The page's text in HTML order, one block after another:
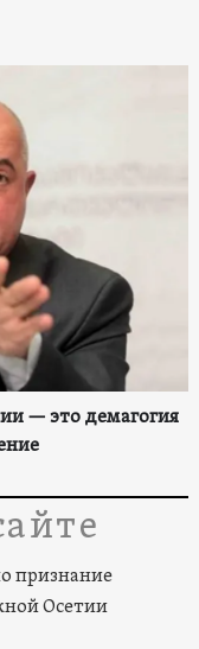
— это демагогия
признание
Осетии